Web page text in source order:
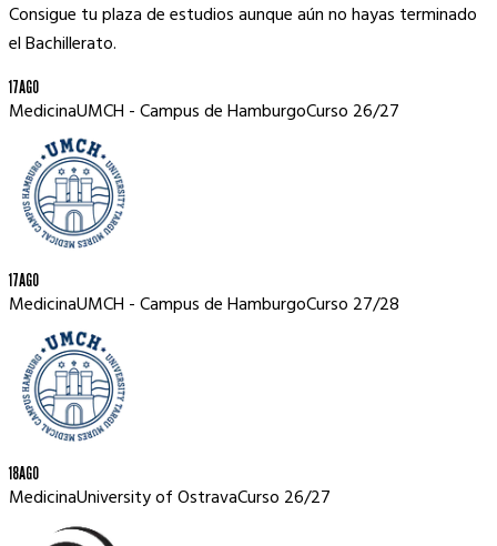
Consigue tu plaza de estudios aunque aún no hayas terminado
el Bachillerato.
17AGO
MedicinaUMCH - Campus de HamburgoCurso 26/27
17AGO
MedicinaUMCH - Campus de HamburgoCurso 27/28
18AGO
MedicinaUniversity of OstravaCurso 26/27